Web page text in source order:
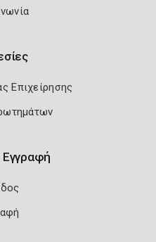
Επιχείρησης
Εγγραφή